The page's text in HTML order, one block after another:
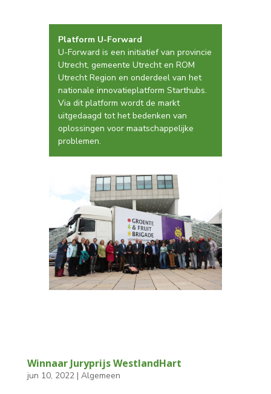
Platform U-Forward
U-Forward is een initiatief van provincie
Utrecht, gemeente Utrecht en ROM
Utrecht Region en onderdeel van het
nationale innovatieplatform Starthubs.
Via dit platform wordt de markt
uitgedaagd tot het bedenken van
oplossingen voor maatschappelijke
problemen.
Winnaar Juryprijs WestlandHart
jun 10, 2022| Algemeen